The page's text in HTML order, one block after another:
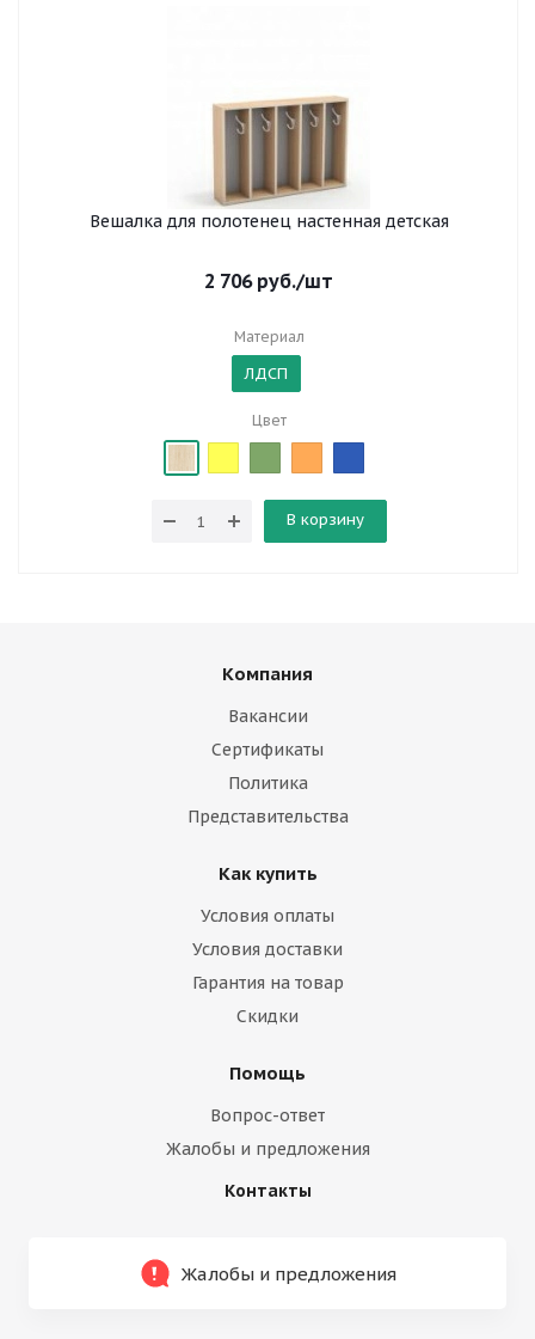
Вешалка для полотенец настенная детская
2 706руб./шт
Материал
ЛДСП
Цвет
В корзину
Компания
Вакансии
Сертификаты
Политика
Представительства
Как купить
Условия оплаты
Условия доставки
Гарантия на товар
Скидки
Помощь
Вопрос-ответ
Жалобы и предложения
Контакты
Жалобы и предложения